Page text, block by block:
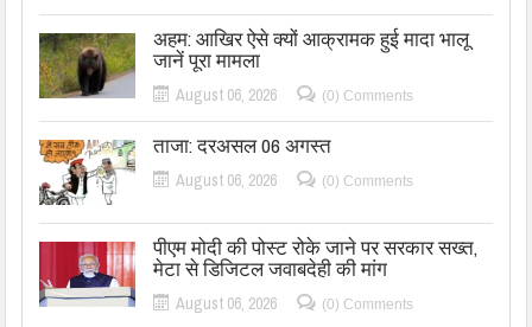
अहम: आखिर ऐसे क्यों आक्रामक हुई मादा भालू
जानें पूरा मामला
August 06, 2026 (0) Comments
ताजा: दरअसल 06 अगस्त
August 06, 2026 (0) Comments
पीएम मोदी की पोस्ट रोके जाने पर सरकार सख्त,
मेटा से डिजिटल जवाबदेही की मांग
August 06, 2026 (0) Comments